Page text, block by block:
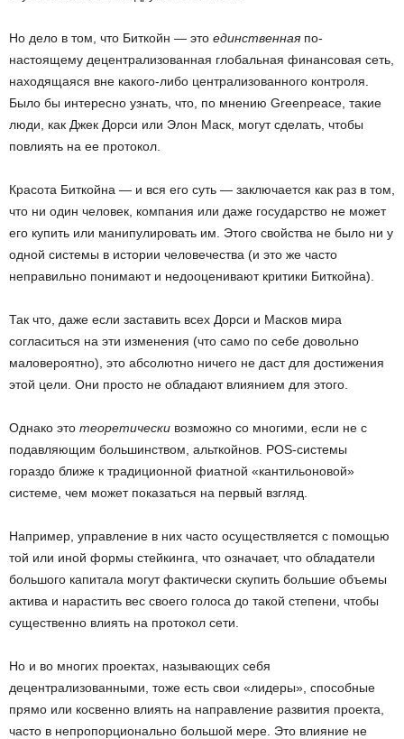
Но дело в том, что Биткойн — это единственная по-
настоящему децентрализованная глобальная финансовая сеть,
находящаяся вне какого-либо централизованного контроля.
Было бы интересно узнать, что, по мнению Greenpeace, такие
люди, как Джек Дорси или Элон Маск, могут сделать, чтобы
повлиять на ее протокол.
Красота Биткойна — и вся его суть — заключается как раз в том,
что ни один человек, компания или даже государство не может
его купить или манипулировать им. Этого свойства не было ни у
одной системы в истории человечества (и это же часто
неправильно понимают и недооценивают критики Биткойна).
Так что, даже если заставить всех Дорси и Масков мира
согласиться на эти изменения (что само по себе довольно
маловероятно), это абсолютно ничего не даст для достижения
этой цели. Они просто не обладают влиянием для этого.
Однако это теоретически возможно со многими, если не с
подавляющим большинством, альткойнов. POS-системы
гораздо ближе к традиционной фиатной «кантильоновой»
системе, чем может показаться на первый взгляд.
Например, управление в них часто осуществляется с помощью
той или иной формы стейкинга, что означает, что обладатели
большого капитала могут фактически скупить большие объемы
актива и нарастить вес своего голоса до такой степени, чтобы
существенно влиять на протокол сети.
Но и во многих проектах, называющих себя
децентрализованными, тоже есть свои «лидеры», способные
прямо или косвенно влиять на направление развития проекта,
часто в непропорционально большой мере. Это влияние не